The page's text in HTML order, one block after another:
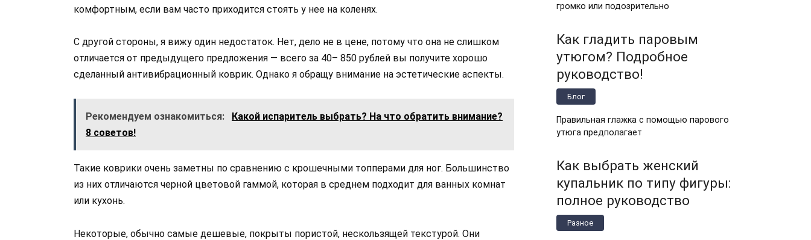
комфортным, если вам часто приходится стоять у нее на коленях.
С другой стороны, я вижу один недостаток. Нет, дело не в цене, потому что она не слишком
отличается от предыдущего предложения — всего за 40– 850 рублей вы получите хорошо
сделанный антивибрационный коврик. Однако я обращу внимание на эстетические аспекты.
Рекомендуем ознакомиться:
Какой испаритель выбрать? На что обратить внимание?
8 советов!
Такие коврики очень заметны по сравнению с крошечными топперами для ног. Большинство
из них отличаются черной цветовой гаммой, которая в среднем подходит для ванных комнат
или кухонь.
Некоторые, обычно самые дешевые, покрыты пористой, нескользящей текстурой. Они
громко или подозрительно
Как гладить паровым
утюгом? Подробное
руководство!
Блог
Правильная глажка с помощью парового
утюга предполагает
Как выбрать женский
купальник по типу фигуры:
полное руководство
Разное